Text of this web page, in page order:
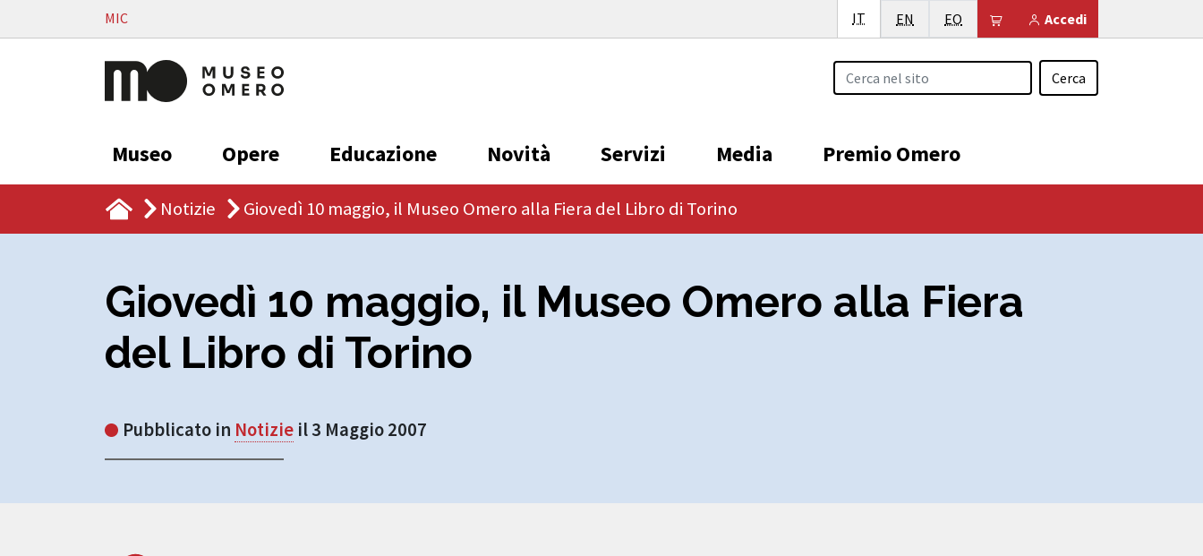
Vai al contenutoMIC Accedi
Il tuo carrello è vuoto
IT Italiano
EN English
EO Esperanto
Cerca
Museo Opere Educazione Novità Servizi Media Premio Omero
Notizie Giovedì 10 maggio, il Museo Omero alla Fiera del Libro di Torino
Giovedì 10 maggio, il Museo Omero alla Fiera
del Libro di Torino
Pubblicato in Notizie il 3 Maggio 2007